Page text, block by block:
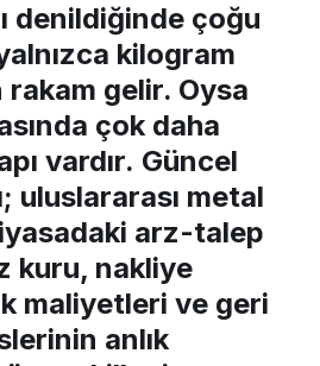
denildiğinde çoğu
kilogram
rakam gelir. Oysa
çok daha
vardır. Güncel
; uluslararası metal
arz-talep
kuru, nakliye
maliyetleri ve geri
anlık